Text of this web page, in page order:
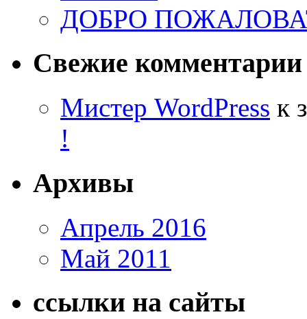
ДОБРО
Свежие комментарии
Мистер WordPress к
!
Архивы
Апрель 2016
Май 2011
ссылки на сайты